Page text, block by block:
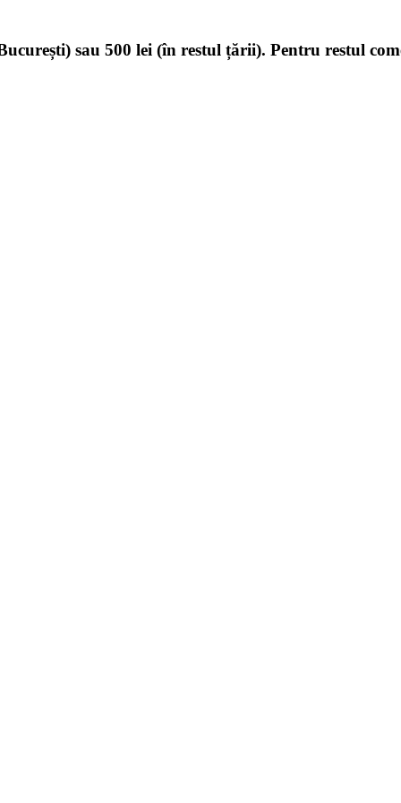
sau 500 lei (în restul țării). Pentru restul